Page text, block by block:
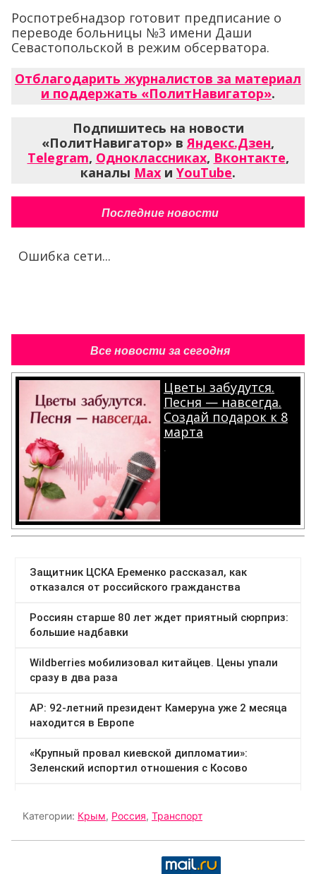
Роспотребнадзор готовит предписание о
переводе больницы №3 имени Даши
Севастопольской в режим обсерватора.
Отблагодарить журналистов за материал
и поддержать «ПолитНавигатор».
Подпишитесь на новости
«ПолитНавигатор» вЯндекс.Дзен,
Telegram, Одноклассниках, Вконтакте,
каналы Max и YouTube.
Последние новости
Ошибка сети...
Все новости за сегодня
Цветы забудутся.
Песня — навсегда.
Создай подарок к 8
марта
.
Категории: Крым, Россия, Транспорт